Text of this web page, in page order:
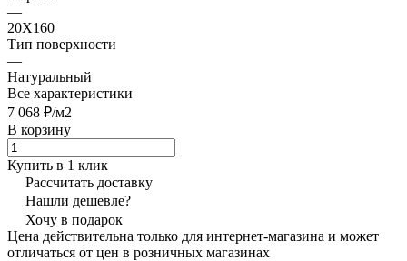
—
20X160
Тип поверхности
—
Натуральный
Все характеристики
7 068 ₽/м2
В корзину
Купить в 1 клик
Рассчитать доставку
Нашли дешевле?
Хочу в подарок
Цена действительна только для интернет-магазина и может
отличаться от цен в розничных магазинах